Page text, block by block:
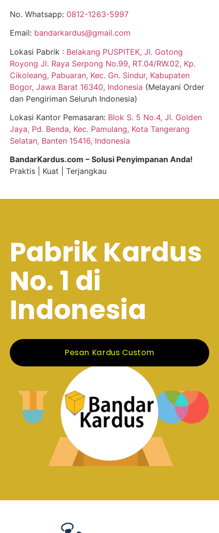
No. Whatsapp: 0812-1263-5997
Email: bandarkardus@gmail.com
Lokasi Pabrik : Belakang PUSPITEK, Jl. Gotong
Royong Jl. Raya Serpong No.99, RT.04/RW.02, Kp.
Cikoleang, Pabuaran, Kec. Gn. Sindur, Kabupaten
Bogor, Jawa Barat 16340, Indonesia (Melayani Order
dan Pengiriman Seluruh Indonesia)
Lokasi Kantor Pemasaran: Blok S. 5 No.4, Jl. Golden
Jaya, Pd. Benda, Kec. Pamulang, Kota Tangerang
Selatan, Banten 15416, Indonesia
BandarKardus.com – Solusi Penyimpanan Anda!
Praktis | Kuat | Terjangkau
Pabrik Kardus
No. 1 di
Indonesia
Pesan Kardus Custom